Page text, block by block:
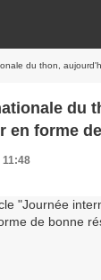
du thon, aujourd'hui : la
du
en forme
11:48